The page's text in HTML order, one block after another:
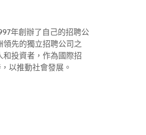
年創辦了自己的招聘公
領先的獨立招聘公司之
投資者，作為國際招
以推動社會發展。